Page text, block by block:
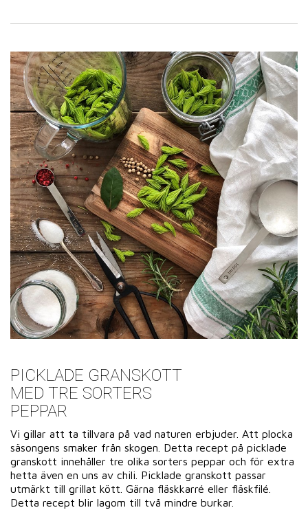
PICKLADE GRANSKOTT
MED TRE SORTERS
PEPPAR
Vi gillar att ta tillvara på vad naturen erbjuder. Att plocka
säsongens smaker från skogen. Detta recept på picklade
granskott innehåller tre olika sorters peppar och för extra
hetta även en uns av chili. Picklade granskott passar
utmärkt till grillat kött. Gärna fläskkarré eller fläskfilé.
Detta recept blir lagom till två mindre burkar.